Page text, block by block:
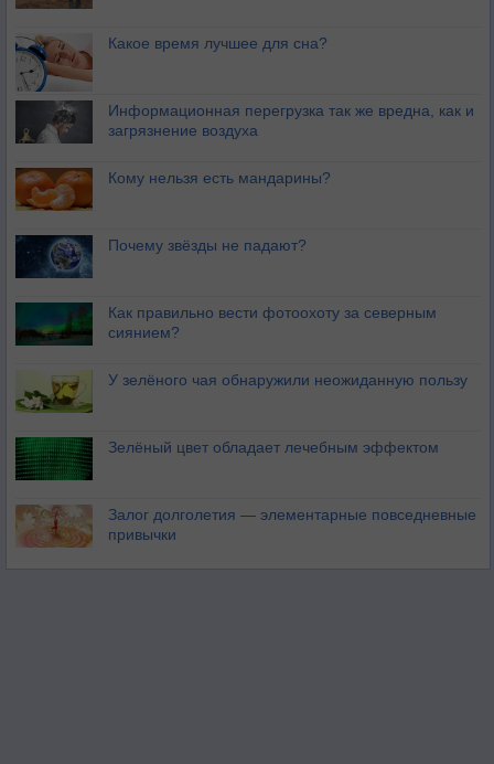
Какое время лучшее для сна?
Информационная перегрузка так же вредна, как и
загрязнение воздуха
Кому нельзя есть мандарины?
Почему звёзды не падают?
Как правильно вести фотоохоту за северным
сиянием?
У зелёного чая обнаружили неожиданную пользу
Зелёный цвет обладает лечебным эффектом
Залог долголетия — элементарные повседневные
привычки